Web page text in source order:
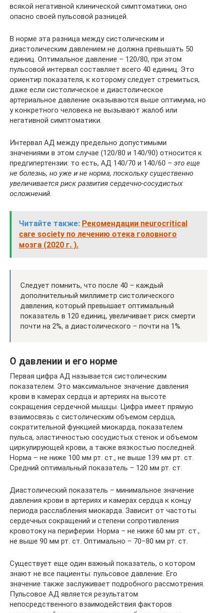
всякой негативной клинической симптоматики, оно
опасно своей пульсовой разницей.
В норме эта разница между систолическим и
диастолическим давлением не должна превышать 50
единиц. Оптимальное давление – 120/80, при этом
пульсовой интервал составляет всего 40 единиц. Это
ориентир показателя, к которому следует стремиться,
даже если систолическое и диастолическое
артериальное давление оказываются выше оптимума, но
у конкретного человека не вызывают жалоб или
негативной симптоматики.
Интервал АД между предельно допустимыми
значениями в этом случае (120/80 и 140/90) относится к
предгипертензии: то есть, АД 140/70 и 140/60 – это еще
не болезнь, но уже и не норма, поскольку существенно
увеличивается риск развития сердечно-сосудистых
осложнений.
Читайте также: Рекомендации neurocritical
care society по лечению отека головного
мозга (2020 г. ).
Следует помнить, что после 40 – каждый
дополнительный миллиметр систолического
давления, который превышает оптимальный
показатель в 120 единиц, увеличивает риск смерти
почти на 2%, а диастолического – почти на 1%.
О давлении и его норме
Первая цифра АД называется систолическим
показателем. Это максимальное значение давления
крови в камерах сердца и артериях на высоте
сокращения сердечной мышцы. Цифра имеет прямую
взаимосвязь с систолическим объемом сердца,
сократительной функцией миокарда, показателем
пульса, эластичностью сосудистых стенок и объемом
циркулирующей крови, а также вязкостью последней.
Норма – не ниже 100 мм рт. ст., не выше 139 мм рт. ст.
Средний оптимальный показатель – 120 мм рт. ст.
Диастолический показатель – минимальное значение
давления крови в артериях и камерах сердца к концу
периода расслабления миокарда. Зависит от частоты
сердечных сокращений и степени сопротивления
кровотоку на периферии. Норма – не ниже 60 мм рт. ст.,
не выше 90 мм рт. ст. Оптимально – 70–80 мм рт. ст.
Существует еще один важный показатель, о котором
знают не все пациенты: пульсовое давление. Его
значение также заслуживает подробного рассмотрения.
Пульсовое АД является результатом
непосредственного взаимодействия факторов